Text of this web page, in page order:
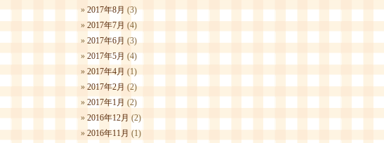
2017年8月 (3)
2017年7月 (4)
2017年6月 (3)
2017年5月 (4)
2017年4月 (1)
2017年2月 (2)
2017年1月 (2)
2016年12月 (2)
2016年11月 (1)